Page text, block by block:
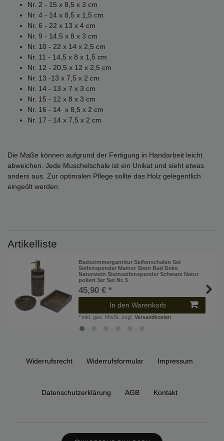
Nr. 2 - 15 x 8,5 x 3 cm
Nr. 4 - 14 x 8,5 x 1,5 cm
Nr. 6 - 22 x 13 x 4 cm
Nr. 9 - 14,5 x 8 x 3 cm
Nr. 10 - 22 x 14 x 2,5 cm
Nr. 11 - 14,5 x 8 x 1,5 cm
Nr. 12 - 20,5 x 12 x 2,5 cm
Nr. 13 -13 x 7,5 x 2 cm
Nr. 14 - 13 x 7 x 3 cm
Nr. 15 - 12 x 8 x 3 cm
Nr. 16 - 14 x 8,5 x 2 cm
Nr. 17 - 14 x 7,5 x 2 cm
Die Maße können aufgrund der Fertigung in Handarbeit leicht
abweichen. Jede Muschelschale ist ein Unikat und sieht etwas
anders aus. Zur optimalen Pflege sollte das Holz gelegentlich
eingeölt werden.
Artikelliste
Badezimmergarnitur Seifenschalen Set
Seifenspender Mamor Stein Bad Deko
Naturstein Steinseifenspender Schwarz Natur
poliert 3er Set Nr. 5
45,90 € *
In den Warenkorb
* inkl. ges. MwSt. zzgl.Versandkosten
Widerrufs­recht Widerrufs­formular Impressum
Daten­schutz­erklärung AGB Kontakt